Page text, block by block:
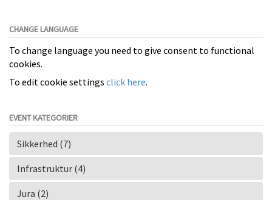
CHANGE LANGUAGE
To change language you need to give consent to functional
cookies.
To edit cookie settings click here.
EVENT KATEGORIER
Sikkerhed (7)
Infrastruktur (4)
Jura (2)